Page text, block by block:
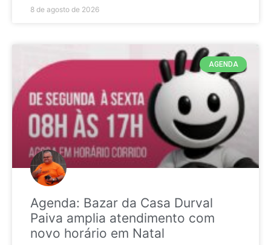
8 de agosto de 2026
AGENDA
Agenda: Bazar da Casa Durval
Paiva amplia atendimento com
novo horário em Natal